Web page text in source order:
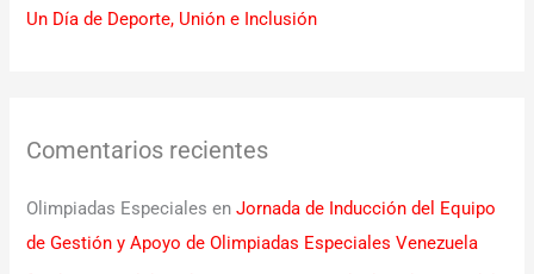
Un Día de Deporte, Unión e Inclusión
Comentarios recientes
Olimpiadas Especiales enJornada de Inducción del Equipo
de Gestión y Apoyo de Olimpiadas Especiales Venezuela